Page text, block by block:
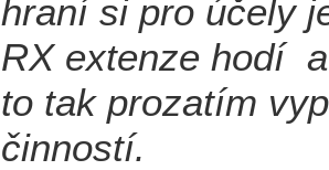
hraní si pro účely
RX extenze hodí
to tak prozatím
činností.